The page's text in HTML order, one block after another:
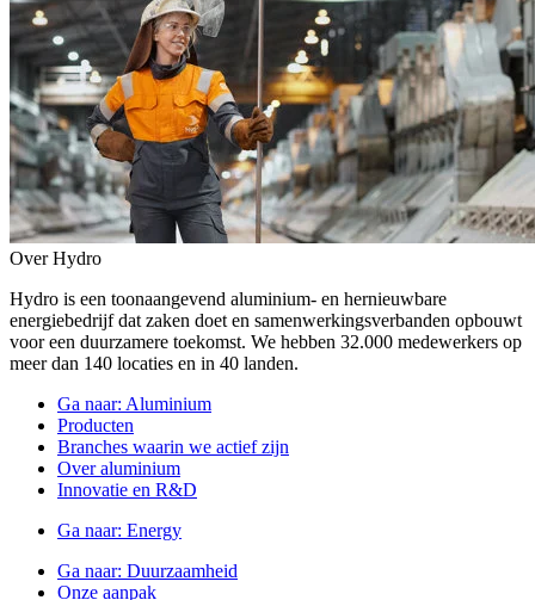
Over Hydro
Hydro is een toonaangevend aluminium- en hernieuwbare
energiebedrijf dat zaken doet en samenwerkingsverbanden opbouwt
voor een duurzamere toekomst. We hebben 32.000 medewerkers op
meer dan 140 locaties en in 40 landen.
Ga naar: Aluminium
Producten
Branches waarin we actief zijn
Over aluminium
Innovatie en R&D
Ga naar: Energy
Ga naar: Duurzaamheid
Onze aanpak